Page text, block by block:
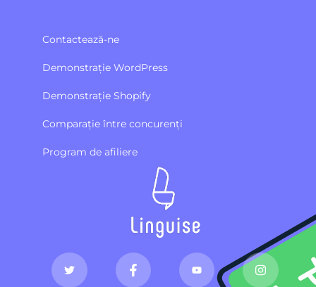
Contactează-ne
Demonstrație WordPress
Demonstrație Shopify
Comparație între concurenți
Program de afiliere